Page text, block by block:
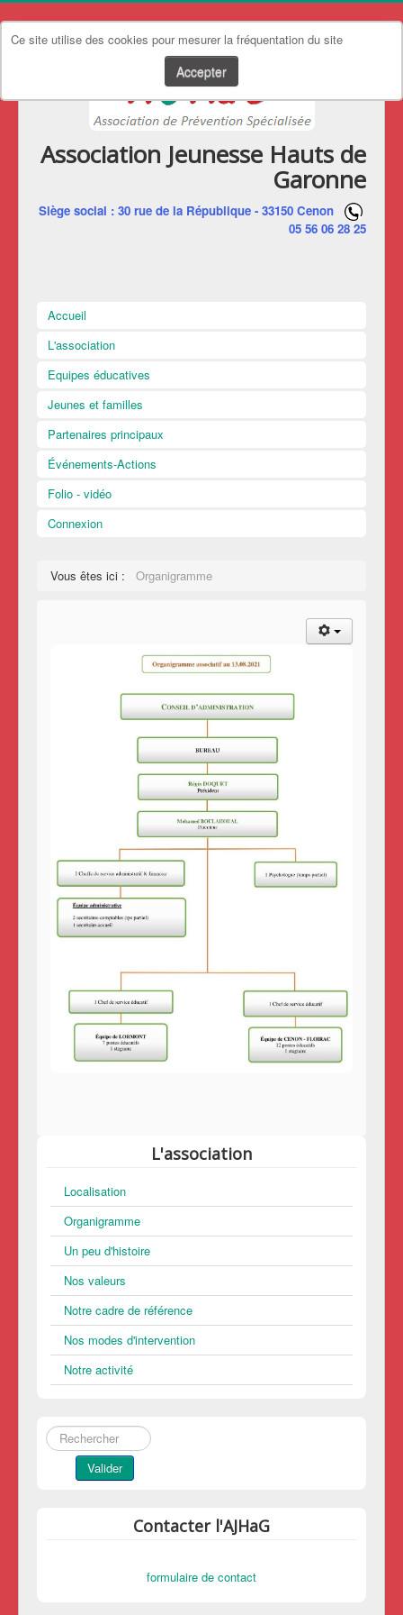
Ce site utilise des cookies pour mesurer la fréquentation du site
Accepter
Association Jeunesse Hauts de
Garonne
Siège social : 30 rue de la République - 33150 Cenon
05 56 06 28 25
Accueil
L'association
Equipes éducatives
Jeunes et familles
Partenaires principaux
Événements-Actions
Folio - vidéo
Connexion
Vous êtes ici : Organigramme
L'association
Localisation
Organigramme
Un peu d'histoire
Nos valeurs
Notre cadre de référence
Nos modes d'intervention
Notre activité
Rechercher
Valider
Contacter l'AJHaG
formulaire de contact